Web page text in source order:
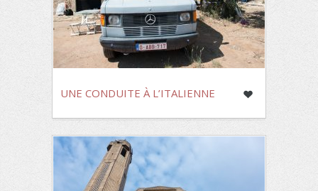
UNE CONDUITE À L’ITALIENNE